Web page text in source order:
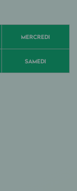
MERCREDI
SAMEDI